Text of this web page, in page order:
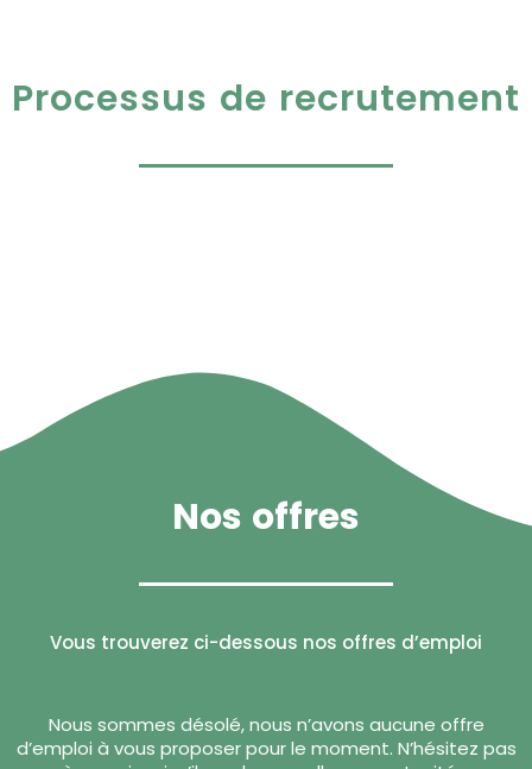
Processus de recrutement
Nos offres
Vous trouverez ci-dessous nos offres d’emploi
Nous sommes désolé, nous n’avons aucune offre
d’emploi à vous proposer pour le moment. N’hésitez pas